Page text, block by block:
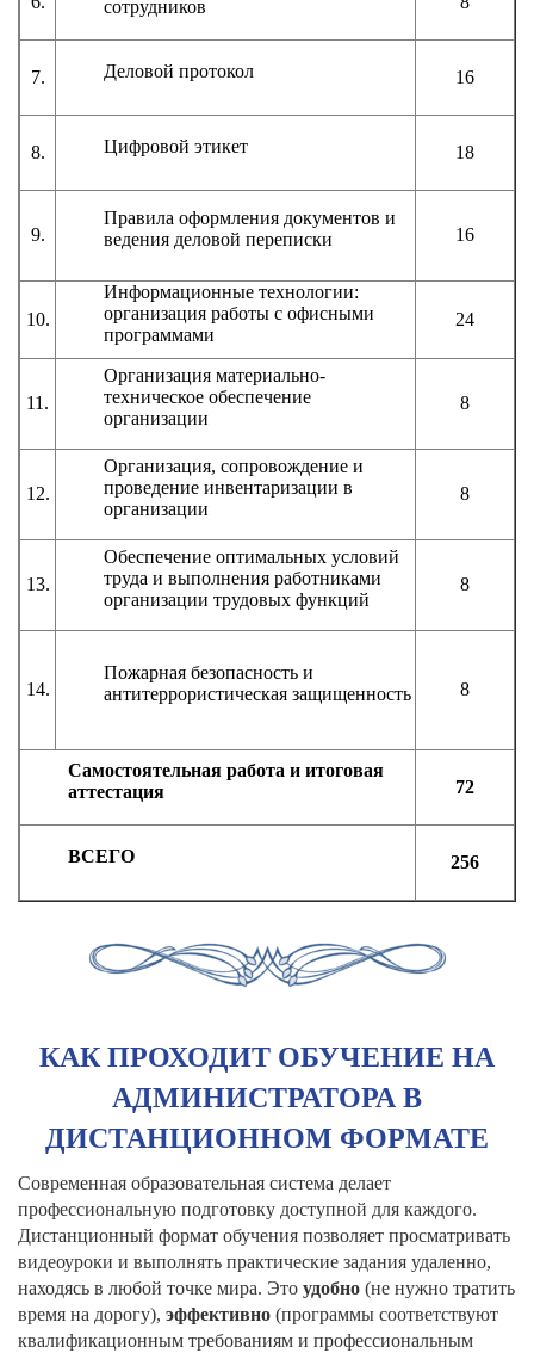
сотрудников
7. Деловой протокол 16
8. Цифровой этикет 18
9.
Правила оформления документов и
ведения деловой переписки
16
10.
Информационные технологии:
организация работы с офисными
программами
24
11.
Организация материально-
техническое обеспечение
организации
8
12.
Организация, сопровождение и
проведение инвентаризации в
организации
8
13.
Обеспечение оптимальных условий
труда и выполнения работниками
организации трудовых функций
8
14.
Пожарная безопасность и
антитеррористическая защищенность
8
Самостоятельная работа и итоговая
аттестация
72
ВСЕГО 256
КАК ПРОХОДИТ ОБУЧЕНИЕ НА
АДМИНИСТРАТОРА В
ДИСТАНЦИОННОМ ФОРМАТЕ
Современная образовательная система делает
профессиональную подготовку доступной для каждого.
Дистанционный формат обучения позволяет просматривать
видеоуроки и выполнять практические задания удаленно,
находясь в любой точке мира. Это удобно (не нужно тратить
время на дорогу), эффективно (программы соответствуют
квалификационным требованиям и профессиональным